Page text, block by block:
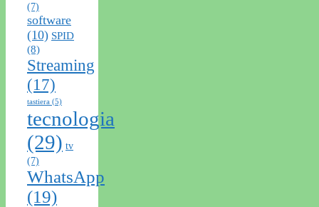
(7)
software
(10) SPID
(8)
Streaming
(17)
tastiera (5)
tecnologia
(29) tv
(7)
WhatsApp
(19)